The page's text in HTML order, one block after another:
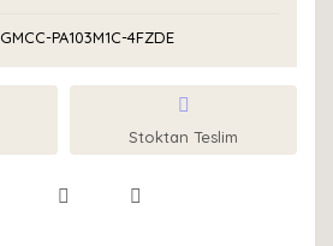
GMCC-PA103M1C-4FZDE
Stoktan Teslim